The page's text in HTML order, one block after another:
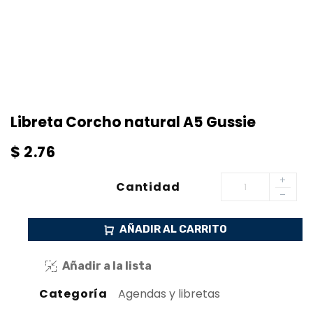
Libreta Corcho natural A5 Gussie
$ 2.76
Cantidad
AÑADIR AL CARRITO
Añadir a la lista
Categoría Agendas y libretas